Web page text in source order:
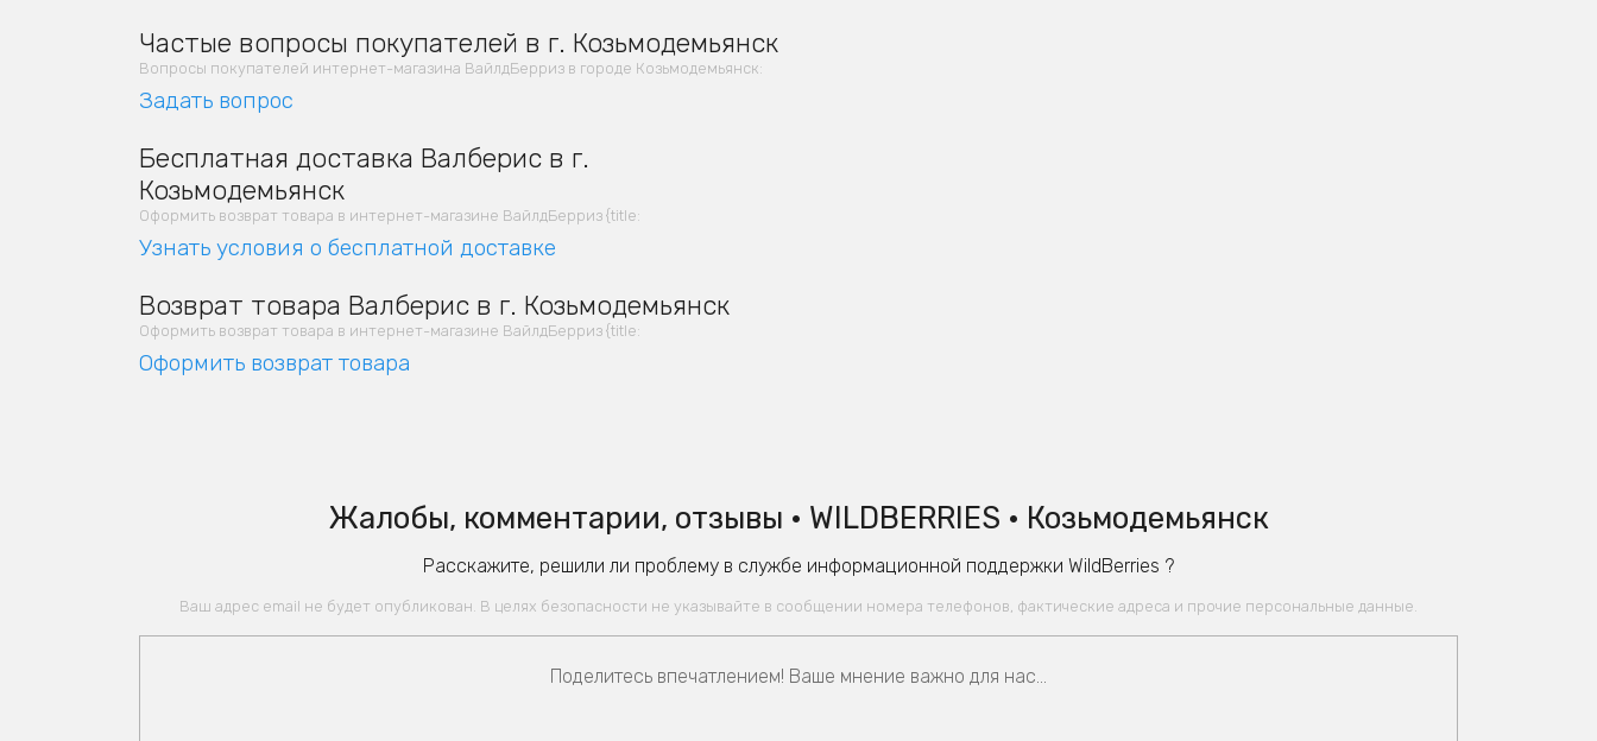
Частые вопросы покупателей в г. Козьмодемьянск
Вопросы покупателей интернет-магазина ВайлдБерриз в городе Козьмодемьянск:
Задать вопрос
Бесплатная доставка Валберис в г.
Козьмодемьянск
Оформить возврат товара в интернет-магазине ВайлдБерриз {title:
Узнать условия о бесплатной доставке
Возврат товара Валберис в г. Козьмодемьянск
Оформить возврат товара в интернет-магазине ВайлдБерриз {title:
Оформить возврат товара
Жалобы, комментарии, отзывы • WILDBERRIES • Козьмодемьянск
Расскажите, решили ли проблему в службе информационной поддержки WildBerries ?
Ваш адрес email не будет опубликован. В целях безопасности не указывайте в сообщении номера телефонов, фактические адреса и прочие персональные данные.